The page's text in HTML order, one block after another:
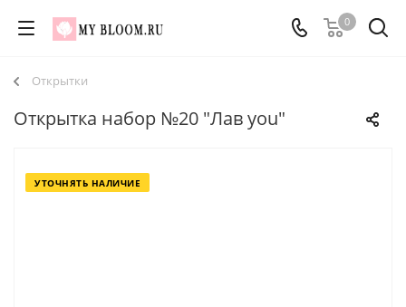
0
Открытки
Открытка набор №20 "Лав you"
УТОЧНЯТЬ НАЛИЧИЕ